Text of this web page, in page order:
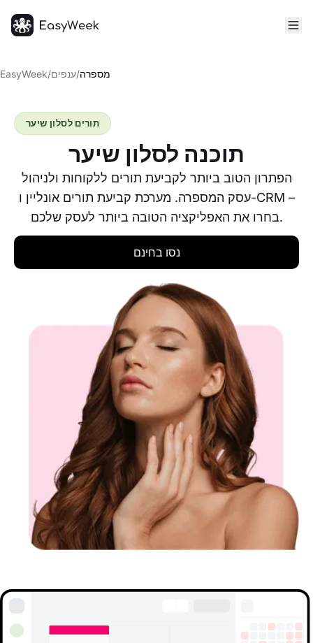
EasyWeek/ענפים/מספרה
תוכנה לסלון שיער
הפתרון הטוב ביותר לקביעת תורים ללקוחות ולניהול
עסק המספרה. מערכת קביעת תורים אונליין ו-CRM –
בחרו את האפליקציה הטובה ביותר לעסק שלכם.
תורים לסלון שיער
נסו בחינם